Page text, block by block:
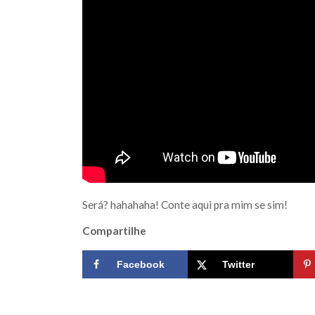
Será? hahahaha! Conte aqui pra mim se sim!
Compartilhe
Facebook Twitter